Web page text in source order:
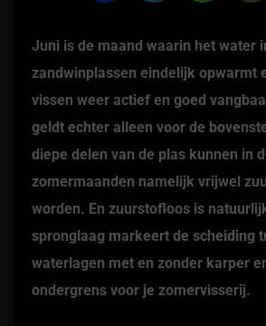
Juni is de maand waarin het water
zandwinplassen eindelijk opwarmt
vissen weer actief en goed
geldt echter alleen voor de
diepe delen van de plas kunnen in
zomermaanden namelijk vrijwel
worden. En zuurstofloos is
spronglaag markeert de scheiding
waterlagen met en zonder karper
ondergrens voor je zomervisserij.